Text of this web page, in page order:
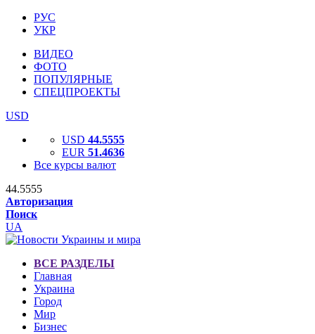
РУС
УКР
ВИДЕО
ФОТО
ПОПУЛЯРНЫЕ
СПЕЦПРОЕКТЫ
USD
USD 44.5555
EUR 51.4636
Все курсы валют
44.5555
Авторизация
Поиск
UA
ВСЕ РАЗДЕЛЫ
Главная
Украина
Город
Мир
Бизнес